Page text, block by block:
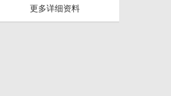
更多详细资料